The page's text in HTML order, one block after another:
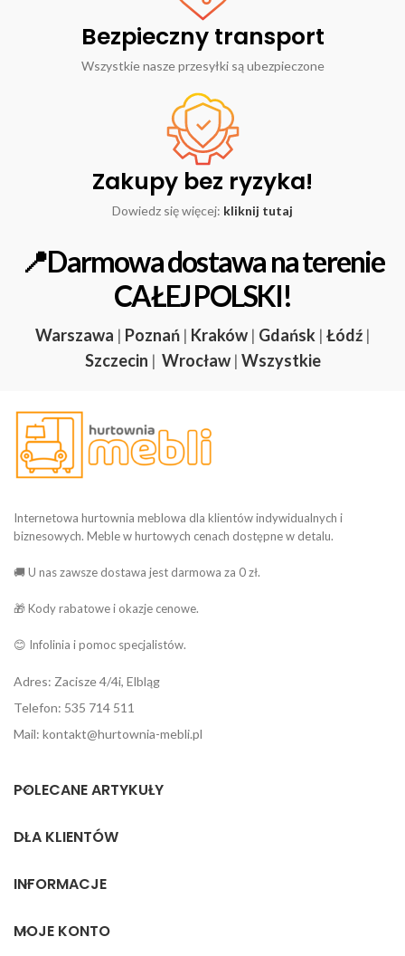
Bezpieczny transport
Wszystkie nasze przesyłki są ubezpieczone
Zakupy bez ryzyka!
Dowiedz się więcej: kliknij tutaj
📍Darmowa dostawa na terenie
CAŁEJ POLSKI!
Warszawa | Poznań | Kraków | Gdańsk | Łódź |
Szczecin | Wrocław | Wszystkie
Internetowa hurtownia meblowa dla klientów indywidualnych i
biznesowych. Meble w hurtowych cenach dostępne w detalu.
🚚 U nas zawsze dostawa jest darmowa za 0 zł.
🎁 Kody rabatowe i okazje cenowe.
😊 Infolinia i pomoc specjalistów.
Adres: Zacisze 4/4i, Elbląg
Telefon: 535 714 511
Mail: kontakt@hurtownia-mebli.pl
POLECANE ARTYKUŁY
DLA KLIENTÓW
INFORMACJE
MOJE KONTO